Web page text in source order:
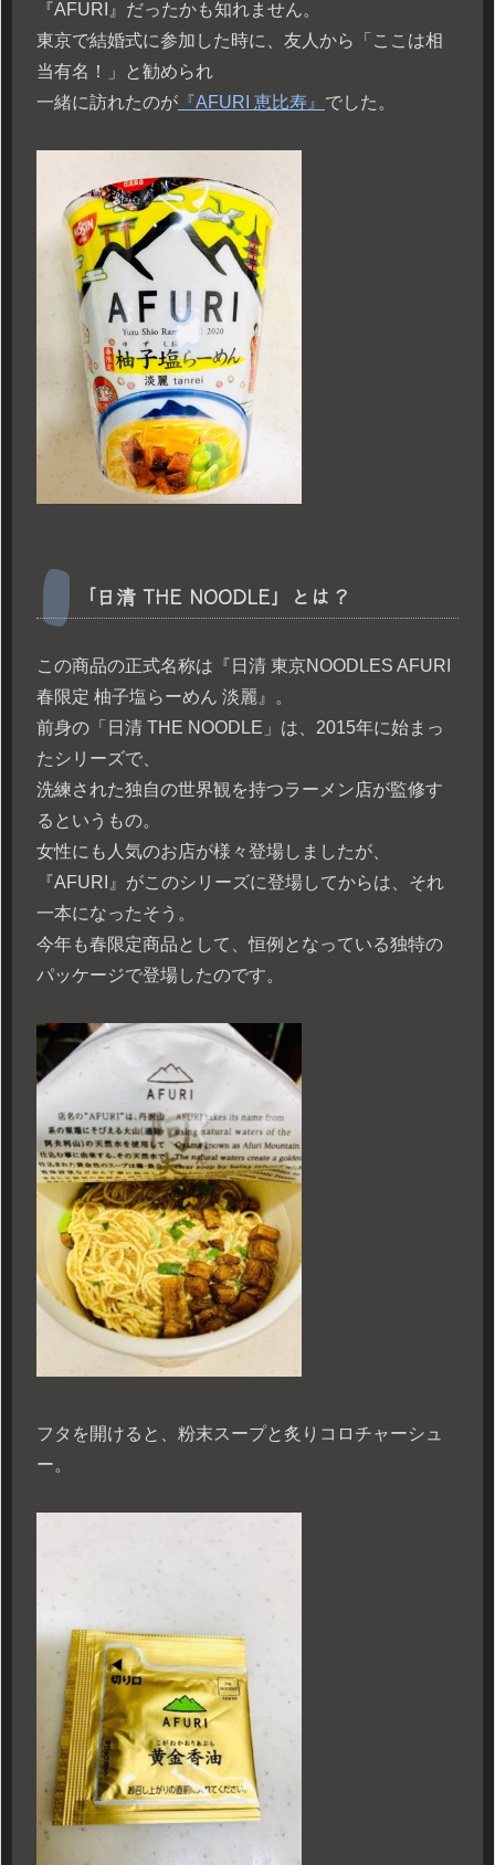
『AFURI』だったかも知れません。
東京で結婚式に参加した時に、友人から「ここは相
当有名！」と勧められ
一緒に訪れたのが 『AFURI 恵比寿』 でした。
「日清 THE NOODLE」とは？
この商品の正式名称は『日清 東京NOODLES AFURI
春限定 柚子塩らーめん 淡麗』。
前身の「日清 THE NOODLE」は、2015年に始まっ
たシリーズで、
洗練された独自の世界観を持つラーメン店が監修す
るというもの。
女性にも人気のお店が様々登場しましたが、
『AFURI』がこのシリーズに登場してからは、それ
一本になったそう。
今年も春限定商品として、恒例となっている独特の
パッケージで登場したのです。
フタを開けると、粉末スープと炙りコロチャーシュ
ー。